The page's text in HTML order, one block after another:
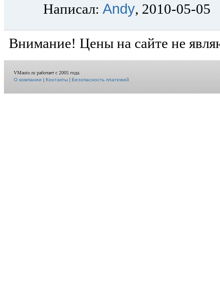
Написал: Andy, 2010-05-05
Внимание! Цены на сайте не
VMauto.ru работает с 2005 года.
О компании|Контакты|Безопасность платежей